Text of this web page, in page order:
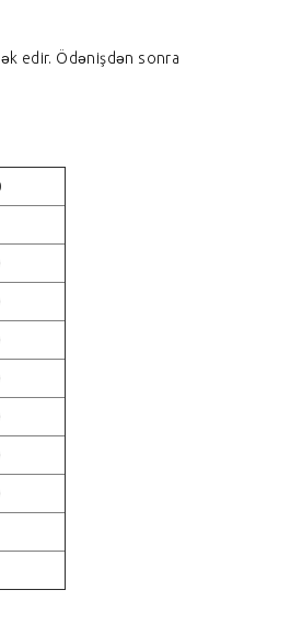
edir. Ödənişdən sonra